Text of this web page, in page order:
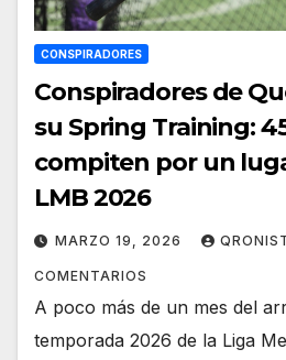
CONSPIRADORES
Conspiradores de
su Spring Training:
compiten por un
LMB 2026
MARZO 19, 2026
COMENTARIOS
A poco más de un mes del
temporada 2026 de la Liga